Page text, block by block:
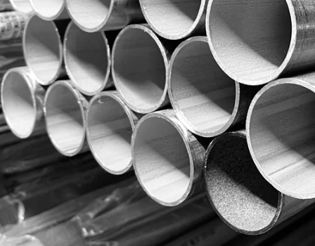
PLANCHAS
PRODUCTOS